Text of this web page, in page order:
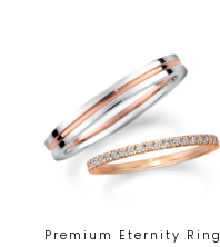
Premium Eternity Ring